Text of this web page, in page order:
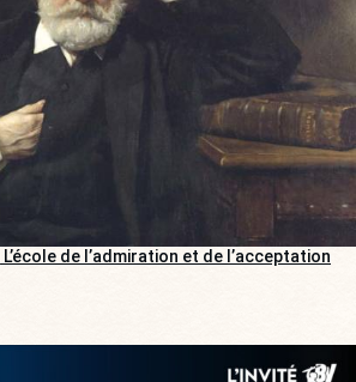
L’école de l’admiration et de l’acceptation